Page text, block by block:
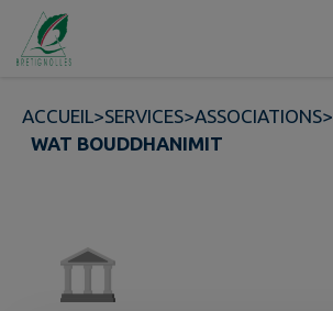
Contenu
ACCUEIL>SERVICES>ASSOCIATIONS>
WAT BOUDDHANIMIT